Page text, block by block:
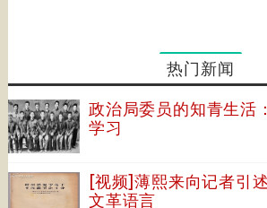
热门新闻
政治局委员的知青生活
学习
[视频]薄熙来向记者引
文革语言